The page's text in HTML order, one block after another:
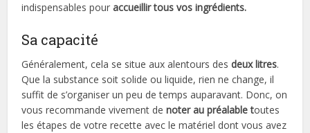
indispensables pour accueillir tous vos ingrédients.
Sa capacité
Généralement, cela se situe aux alentours desdeux litres.
Que la substance soit solide ou liquide, rien ne change, il
suffit de s’organiser un peu de temps auparavant. Donc, on
vous recommande vivement denoter au préalable toutes
les étapes de votre recette avec le matériel dont vous avez